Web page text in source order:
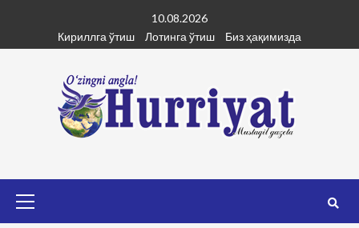
content
10.08.2026
Кириллга ўтиш
Лотинга ўтиш Биз ҳақимизда